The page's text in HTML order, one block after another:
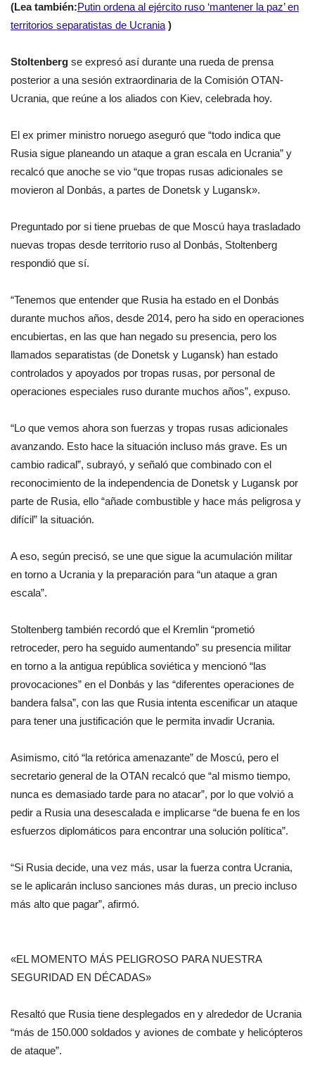
(Lea también:Putin ordena al ejército ruso ‘mantener la paz’ en
territorios separatistas de Ucrania )
Stoltenberg se expresó así durante una rueda de prensa
posterior a una sesión extraordinaria de la Comisión OTAN-
Ucrania, que reúne a los aliados con Kiev, celebrada hoy.
El ex primer ministro noruego aseguró que “todo indica que
Rusia sigue planeando un ataque a gran escala en Ucrania” y
recalcó que anoche se vio “que tropas rusas adicionales se
movieron al Donbás, a partes de Donetsk y Lugansk».
Preguntado por si tiene pruebas de que Moscú haya trasladado
nuevas tropas desde territorio ruso al Donbás, Stoltenberg
respondió que sí.
“Tenemos que entender que Rusia ha estado en el Donbás
durante muchos años, desde 2014, pero ha sido en operaciones
encubiertas, en las que han negado su presencia, pero los
llamados separatistas (de Donetsk y Lugansk) han estado
controlados y apoyados por tropas rusas, por personal de
operaciones especiales ruso durante muchos años”, expuso.
“Lo que vemos ahora son fuerzas y tropas rusas adicionales
avanzando. Esto hace la situación incluso más grave. Es un
cambio radical”, subrayó, y señaló que combinado con el
reconocimiento de la independencia de Donetsk y Lugansk por
parte de Rusia, ello “añade combustible y hace más peligrosa y
difícil” la situación.
A eso, según precisó, se une que sigue la acumulación militar
en torno a Ucrania y la preparación para “un ataque a gran
escala”.
Stoltenberg también recordó que el Kremlin “prometió
retroceder, pero ha seguido aumentando” su presencia militar
en torno a la antigua república soviética y mencionó “las
provocaciones” en el Donbás y las “diferentes operaciones de
bandera falsa”, con las que Rusia intenta escenificar un ataque
para tener una justificación que le permita invadir Ucrania.
Asimismo, citó “la retórica amenazante” de Moscú, pero el
secretario general de la OTAN recalcó que “al mismo tiempo,
nunca es demasiado tarde para no atacar”, por lo que volvió a
pedir a Rusia una desescalada e implicarse “de buena fe en los
esfuerzos diplomáticos para encontrar una solución política”.
“Si Rusia decide, una vez más, usar la fuerza contra Ucrania,
se le aplicarán incluso sanciones más duras, un precio incluso
más alto que pagar”, afirmó.
«EL MOMENTO MÁS PELIGROSO PARA NUESTRA
SEGURIDAD EN DÉCADAS»
Resaltó que Rusia tiene desplegados en y alrededor de Ucrania
“más de 150.000 soldados y aviones de combate y helicópteros
de ataque”.